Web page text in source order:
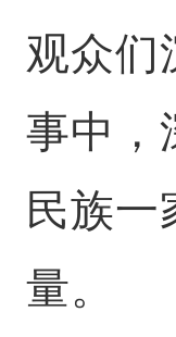
观众们
事中，
民族一
量。